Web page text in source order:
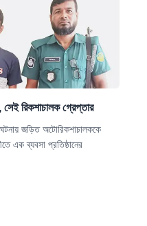
সেই রিকশাচালক গ্রেপ্তার
ঘটনায় জড়িত অটোরিকশাচালককে
এক ব্যবসা প্রতিষ্ঠানের